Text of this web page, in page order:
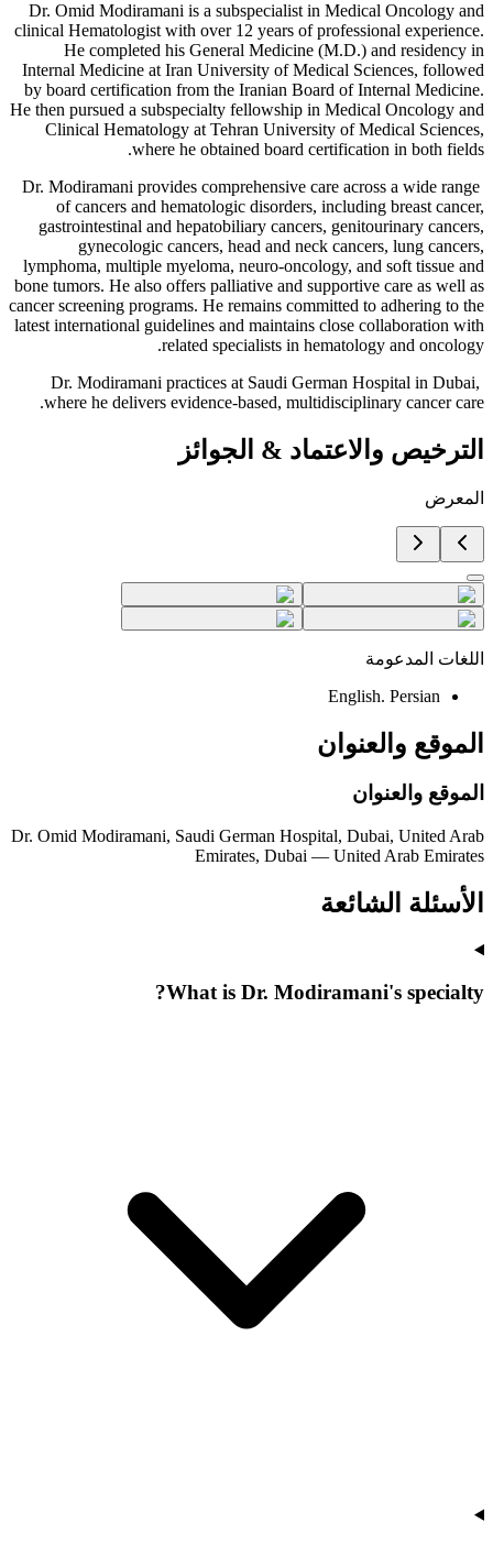
Dr. Omid Modiramani is a subspecialist in Medical Oncology and
clinical Hematologist with over 12 years of professional experience.
He completed his General Medicine (M.D.) and residency in
Internal Medicine at Iran University of Medical Sciences, followed
by board certification from the Iranian Board of Internal Medicine.
He then pursued a subspecialty fellowship in Medical Oncology and
Clinical Hematology at Tehran University of Medical Sciences,
where he obtained board certification in both fields.
Dr. Modiramani provides comprehensive care across a wide range
of cancers and hematologic disorders, including breast cancer,
gastrointestinal and hepatobiliary cancers, genitourinary cancers,
gynecologic cancers, head and neck cancers, lung cancers,
lymphoma, multiple myeloma, neuro-oncology, and soft tissue and
bone tumors. He also offers palliative and supportive care as well as
cancer screening programs. He remains committed to adhering to the
latest international guidelines and maintains close collaboration with
related specialists in hematology and oncology.
Dr. Modiramani practices at Saudi German Hospital in Dubai,
where he delivers evidence-based, multidisciplinary cancer care.
الترخيص والاعتماد & الجوائز
المعرض
اللغات المدعومة
English. Persian
الموقع والعنوان
الموقع والعنوان
Dr. Omid Modiramani, Saudi German Hospital, Dubai, United Arab
Emirates, Dubai — United Arab Emirates
الأسئلة الشائعة
What is Dr. Modiramani's specialty?